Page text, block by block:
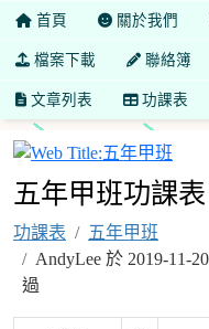
首頁 關於我們
檔案下載 聯絡簿
文章列表 功課表
五年甲班功課表
功課表
五年甲班
AndyLee 於 2019-11-
過